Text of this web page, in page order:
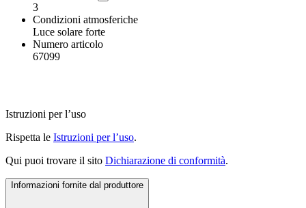
3
Condizioni atmosferiche
Luce solare forte
Numero articolo
67099
Istruzioni per l’uso
Rispetta le Istruzioni per l’uso.
Qui puoi trovare il sito Dichiarazione di conformità.
Informazioni fornite dal produttore